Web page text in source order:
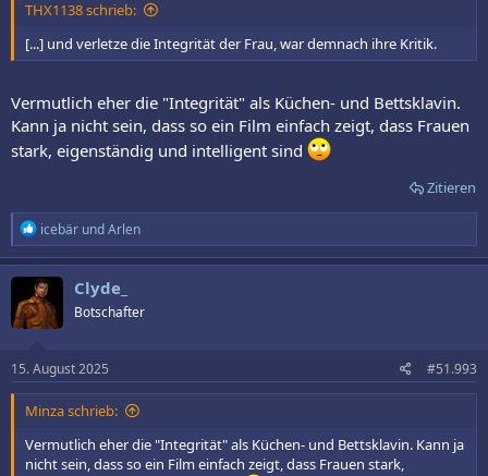
THX1138 schrieb:
[...] und verletze die Integrität der Frau, war demnach ihre Kritik.
Vermutlich eher die "Integrität" als Küchen- und Bettsklavin.
Kann ja nicht sein, dass so ein Film einfach zeigt, dass Frauen
stark, eigenständig und intelligent sind
Zitieren
R
e
a
k
t
o
e
n
:
icebär undArlen
Clyde_
Botschafter
15. August 2025 #51.993
Minza schrieb:
Vermutlich eher die "Integrität" als Küchen- und Bettsklavin. Kann ja
nicht sein, dass so ein Film einfach zeigt, dass Frauen stark,